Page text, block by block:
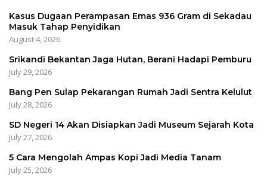
Kasus Dugaan Perampasan Emas 936 Gram di Sekadau
Masuk Tahap Penyidikan
August 4, 2026
Srikandi Bekantan Jaga Hutan, Berani Hadapi Pemburu
July 29, 2026
Bang Pen Sulap Pekarangan Rumah Jadi Sentra Kelulut
July 28, 2026
SD Negeri 14 Akan Disiapkan Jadi Museum Sejarah Kota
July 27, 2026
5 Cara Mengolah Ampas Kopi Jadi Media Tanam
July 25, 2026